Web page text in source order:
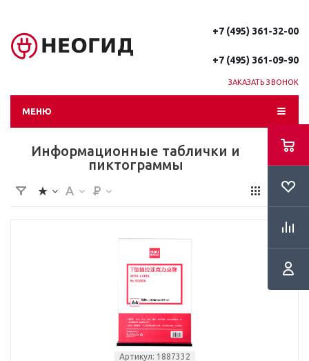
+7 (495) 361-32-00
+7 (495) 361-09-90
ЗАКАЗАТЬ ЗВОНОК
МЕНЮ
Информационные таблички и
пиктограммы
Артикул: 1887332